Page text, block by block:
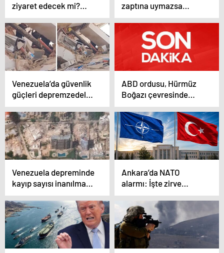
ziyaret edecek mi?
Programı netleşti
zaptına uymazsa
savaşa hazırız
Venezuela’da güvenlik
güçleri depremzedeleri
kurtarmak yerine
yağmacılığa başladı
ABD ordusu, Hürmüz
Boğazı çevresinde
saldırılar düzenledi
Venezuela depreminde
kayıp sayısı inanılmaz!
Yıkım uydu
görüntülerine yansıdı
Ankara’da NATO
alarmı: İşte zirve
öncesi alınan tedbirler